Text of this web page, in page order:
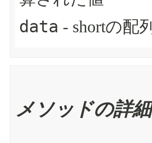
data - shortの配列
メソッドの詳細